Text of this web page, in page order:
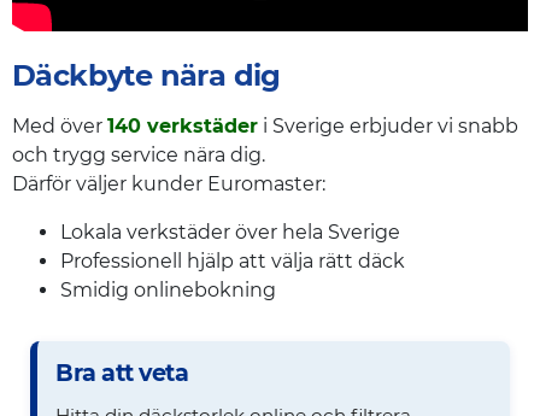
Däckbyte nära dig
Med över 140 verkstäder i Sverige erbjuder vi snabb
och trygg service nära dig.
Därför väljer kunder Euromaster:
Lokala verkstäder över hela Sverige
Professionell hjälp att välja rätt däck
Smidig onlinebokning
Bra att veta